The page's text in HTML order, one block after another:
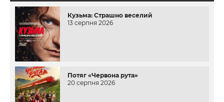
Кузьма: Страшно веселий
13 серпня 2026
Потяг «Червона рута»
20 серпня 2026